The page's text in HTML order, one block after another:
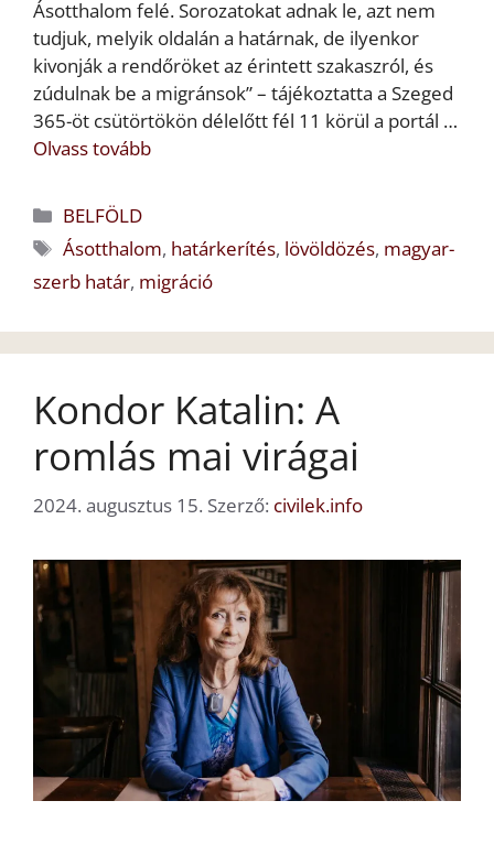
Ásotthalom felé. Sorozatokat adnak le, azt nem
tudjuk, melyik oldalán a határnak, de ilyenkor
kivonják a rendőröket az érintett szakaszról, és
zúdulnak be a migránsok” – tájékoztatta a Szeged
365-öt csütörtökön délelőtt fél 11 körül a portál …
Olvass tovább
Kategória
BELFÖLD
Címkék
Ásotthalom, határkerítés, lövöldözés, magyar-
szerb határ, migráció
Kondor Katalin: A
romlás mai virágai
2024. augusztus 15. Szerző: civilek.info